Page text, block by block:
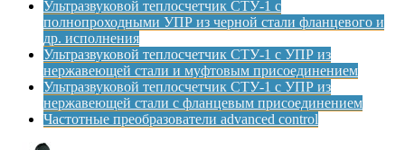
Ультразвуковой теплосчетчик СТУ-1 с
полнопроходными УПР из черной стали фланцевого и
др. исполнения
Ультразвуковой теплосчетчик СТУ-1 с УПР из
нержавеющей стали и муфтовым присоединением
Ультразвуковой теплосчетчик СТУ-1 с УПР из
нержавеющей стали с фланцевым присоединением
Частотные преобразователи advanced control